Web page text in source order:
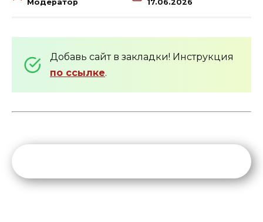
Модератор 17.06.2026
Добавь сайт в закладки! Инструкция
по ссылке.